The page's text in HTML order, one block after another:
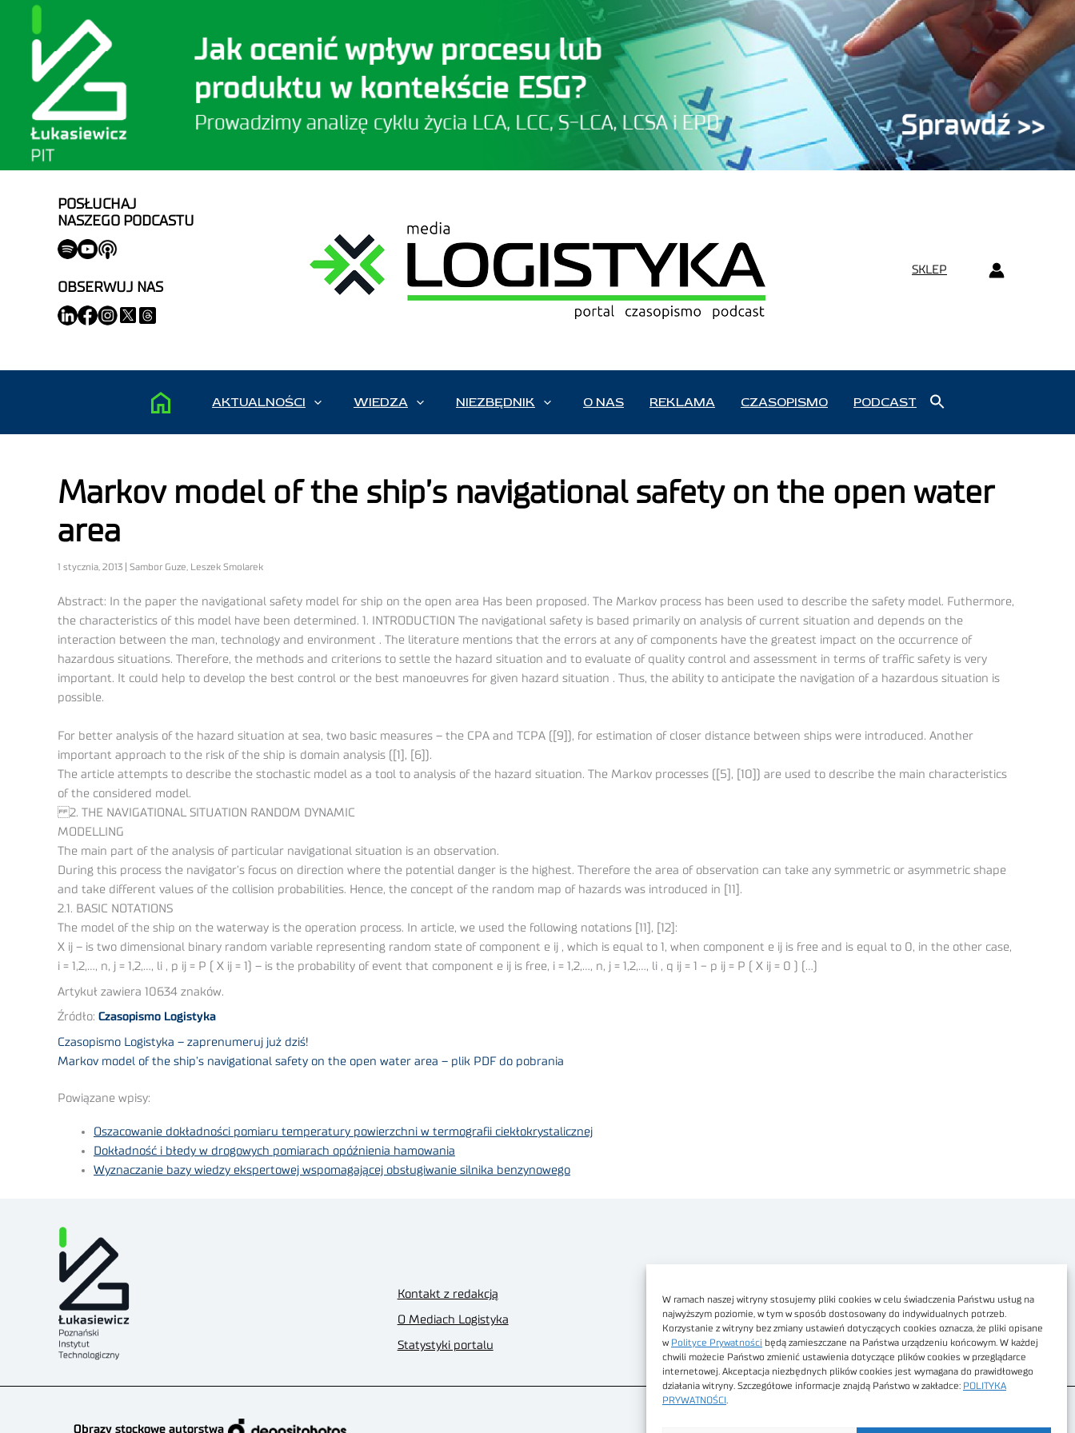
W ramach naszej witryny stosujemy pliki cookies w celu świadczenia Państwu usług na
najwyższym poziomie, w tym w sposób dostosowany do indywidualnych potrzeb.
Korzystanie z witryny bez zmiany ustawień dotyczących cookies oznacza, że pliki opisane
w Polityce Prywatności będą zamieszczane na Państwa urządzeniu końcowym. W każdej
chwili możecie Państwo zmienić ustawienia dotyczące plików cookies w przeglądarce
internetowej. Akceptacja niezbędnych plików cookies jest wymagana do prawidłowego
działania witryny. Szczegółowe informacje znajdą Państwo w zakładce: POLITYKA
PRYWATNOŚCI
POSŁUCHAJ
NASZEGO PODCASTU
OBSERWUJ NAS
SKLEP
AKTUALNOŚCI WIEDZA NIEZBĘDNIK O NAS REKLAMA CZASOPISMO PODCAST
Markov model of the ship’s navigational safety on the open water
area
1 stycznia, 2013 | Sambor Guze, Leszek Smolarek
Abstract: In the paper the navigational safety model for ship on the open area Has been proposed. The Markov process has been used to describe the safety model. Futhermore,
the characteristics of this model have been determined. 1. INTRODUCTION The navigational safety is based primarily on analysis of current situation and depends on the
interaction between the man, technology and environment . The literature mentions that the errors at any of components have the greatest impact on the occurrence of
hazardous situations. Therefore, the methods and criterions to settle the hazard situation and to evaluate of quality control and assessment in terms of traffic safety is very
important. It could help to develop the best control or the best manoeuvres for given hazard situation . Thus, the ability to anticipate the navigation of a hazardous situation is
possible.
For better analysis of the hazard situation at sea, two basic measures – the CPA and TCPA ([9]), for estimation of closer distance between ships were introduced. Another
important approach to the risk of the ship is domain analysis ([1], [6]).
The article attempts to describe the stochastic model as a tool to analysis of the hazard situation. The Markov processes ([5], [10]) are used to describe the main characteristics
of the considered model.
2. THE NAVIGATIONAL SITUATION RANDOM DYNAMIC
MODELLING
The main part of the analysis of particular navigational situation is an observation.
During this process the navigator’s focus on direction where the potential danger is the highest. Therefore the area of observation can take any symmetric or asymmetric shape
and take different values of the collision probabilities. Hence, the concept of the random map of hazards was introduced in [11].
2.1. BASIC NOTATIONS
The model of the ship on the waterway is the operation process. In article, we used the following notations [11], [12]:
X ij – is two dimensional binary random variable representing random state of component e ij , which is equal to 1, when component e ij is free and is equal to 0, in the other case,
i = 1,2,…, n, j = 1,2,…, li , p ij = P ( X ij = 1) – is the probability of event that component e ij is free, i = 1,2,…, n, j = 1,2,…, li , q ij = 1 − p ij = P ( X ij = 0 ) (…)
Artykuł zawiera 10634 znaków.
Źródło: Czasopismo Logistyka
Czasopismo Logistyka – zaprenumeruj już dziś!
Markov model of the ship’s navigational safety on the open water area – plik PDF do pobrania
Powiązane wpisy:
Oszacowanie dokładności pomiaru temperatury powierzchni w termografii ciekłokrystalicznej
Dokładność i błedy w drogowych pomiarach opóźnienia hamowania
Wyznaczanie bazy wiedzy ekspertowej wspomagającej obsługiwanie silnika benzynowego
Kontakt z redakcją
O Mediach Logistyka
Statystyki portalu
Dostępność cyfrowa
Regulamin Portalu
Regulamin sklepu
Obrazy stockowe autorstwa